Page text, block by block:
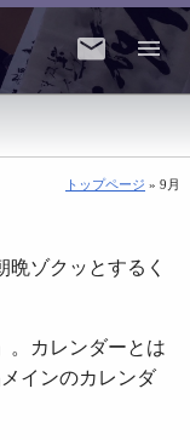
トップページ » 9月
ゾクッとするく
。カレンダーとは
インのカレンダ